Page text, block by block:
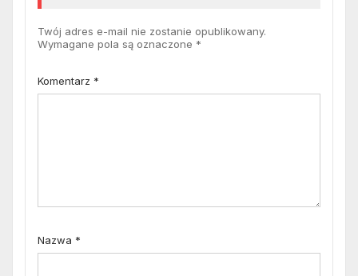
Twój adres e-mail nie zostanie opublikowany.
Wymagane pola są oznaczone *
Komentarz *
Nazwa *